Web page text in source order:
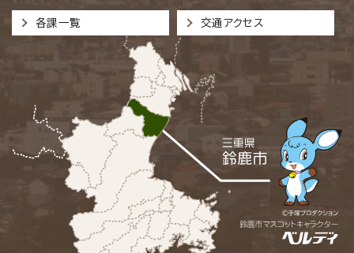
各課一覧 交通アクセス